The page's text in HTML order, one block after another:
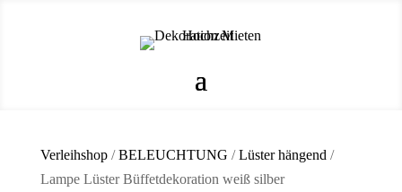
Verleihshop/BELEUCHTUNG /Lüster hängend /
Lampe Lüster Büffetdekoration weiß silber